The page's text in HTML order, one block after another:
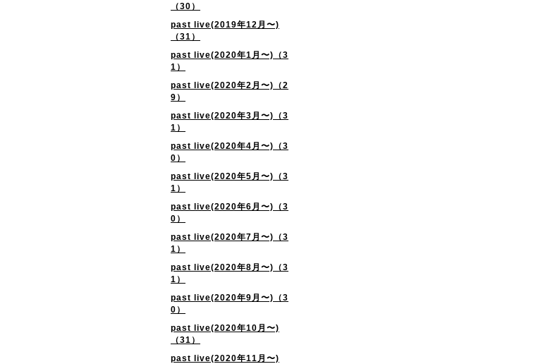
（30）
past live(2019年12月〜)
（31）
past live(2020年1月〜)（3
1）
past live(2020年2月〜)（2
9）
past live(2020年3月〜)（3
1）
past live(2020年4月〜)（3
0）
past live(2020年5月〜)（3
1）
past live(2020年6月〜)（3
0）
past live(2020年7月〜)（3
1）
past live(2020年8月〜)（3
1）
past live(2020年9月〜)（3
0）
past live(2020年10月〜)
（31）
past live(2020年11月〜)